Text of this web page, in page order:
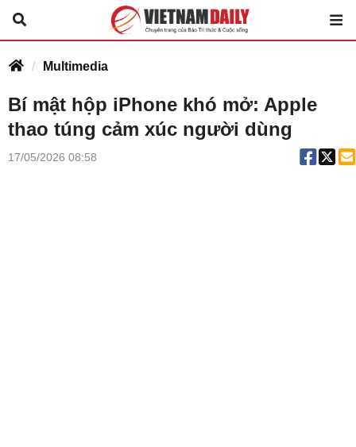
Multimedia
Bí mật hộp iPhone khó mở: Apple
thao túng cảm xúc người dùng
17/05/2026 08:58